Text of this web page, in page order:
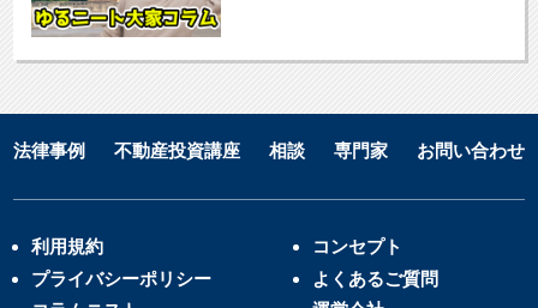
法律事例 不動産投資講座 相談 専門家 お問い合わせ
利用規約
プライバシーポリシー
コンセプト
よくあるご質問